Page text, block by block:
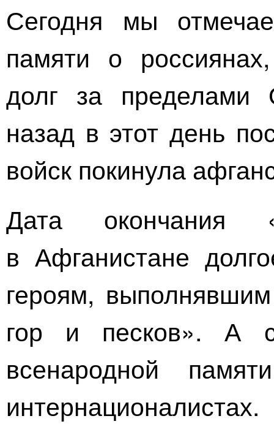
Сегодня мы
памяти о
долг за пределами
назад в этот день
войск покинула
Дата окончания
в Афганистане
героям,
гор и песков». А
всенародной
интернационалистах.